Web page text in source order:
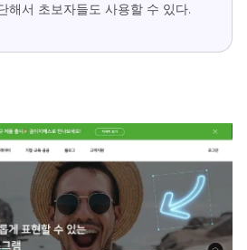
해서 초보자들도 사용할 수 있다.